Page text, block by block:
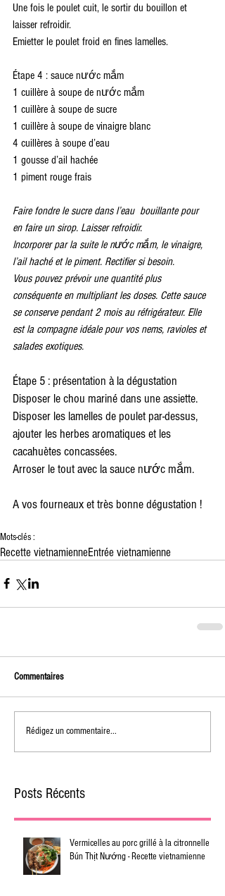
Une fois le poulet cuit, le sortir du bouillon et
laisser refroidir.
Emietter le poulet froid en fines lamelles.
Étape 4 : sauce nước mắm
1 cuillère à soupe de nước mắm
1 cuillère à soupe de sucre
1 cuillère à soupe de vinaigre blanc
4 cuillères à soupe d’eau
1 gousse d’ail hachée
1 piment rouge frais
Faire fondre le sucre dans l’eau  bouillante pour
en faire un sirop. Laisser refroidir.
Incorporer par la suite le nước mắm, le vinaigre,
l’ail haché et le piment. Rectifier si besoin.
Vous pouvez prévoir une quantité plus
conséquente en multipliant les doses. Cette sauce
se conserve pendant 2 mois au réfrigérateur. Elle
est la compagne idéale pour vos nems, ravioles et
salades exotiques.
Étape 5 : présentation à la dégustation
Disposer le chou mariné dans une assiette.
Disposer les lamelles de poulet par-dessus,
ajouter les herbes aromatiques et les
cacahuètes concassées.
Arroser le tout avec la sauce nước mắm.
A vos fourneaux et très bonne dégustation !
Mots-clés :
Recette vietnamienneEntrée vietnamienne
Commentaires
Rédigez un commentaire...
Posts Récents
Vermicelles au porc grillé à la citronnelle -
Bún Thịt Nướng - Recette vietnamienne